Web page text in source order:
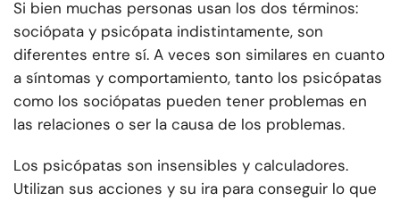
Si bien muchas personas usan los dos términos:
sociópata y psicópata indistintamente, son
diferentes entre sí. A veces son similares en cuanto
a síntomas y comportamiento, tanto los psicópatas
como los sociópatas pueden tener problemas en
las relaciones o ser la causa de los problemas.
Los psicópatas son insensibles y calculadores.
Utilizan sus acciones y su ira para conseguir lo que